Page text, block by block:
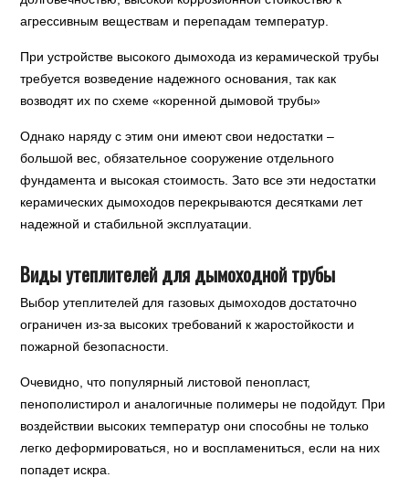
агрессивным веществам и перепадам температур.
При устройстве высокого дымохода из керамической трубы
требуется возведение надежного основания, так как
возводят их по схеме «коренной дымовой трубы»
Однако наряду с этим они имеют свои недостатки –
большой вес, обязательное сооружение отдельного
фундамента и высокая стоимость. Зато все эти недостатки
керамических дымоходов перекрываются десятками лет
надежной и стабильной эксплуатации.
Виды утеплителей для дымоходной трубы
Выбор утеплителей для газовых дымоходов достаточно
ограничен из-за высоких требований к жаростойкости и
пожарной безопасности.
Очевидно, что популярный листовой пенопласт,
пенополистирол и аналогичные полимеры не подойдут. При
воздействии высоких температур они способны не только
легко деформироваться, но и воспламениться, если на них
попадет искра.